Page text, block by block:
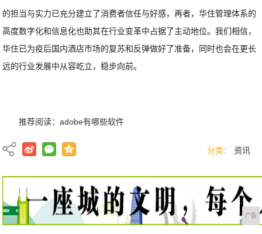
的担当与实力已充分建立了消费者信任与好感，再者，华住管理体系的
高度数字化和信息化也助其在行业变革中占据了主动地位。我们相信，
华住已为疫后国内酒店市场的复苏和反弹做好了准备，同时也会在更长
远的行业发展中从容屹立，稳步向前。
推荐阅读：adobe有哪些软件
分类： 资讯
广告